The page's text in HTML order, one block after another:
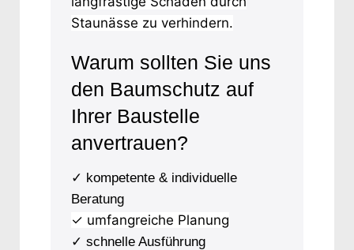
Staunässe zu verhindern.
Warum sollten Sie uns
den Baumschutz auf
Ihrer Baustelle
anvertrauen?
✓ kompetente & individuelle
Beratung
✓ umfangreiche Planung
✓ schnelle Ausführung